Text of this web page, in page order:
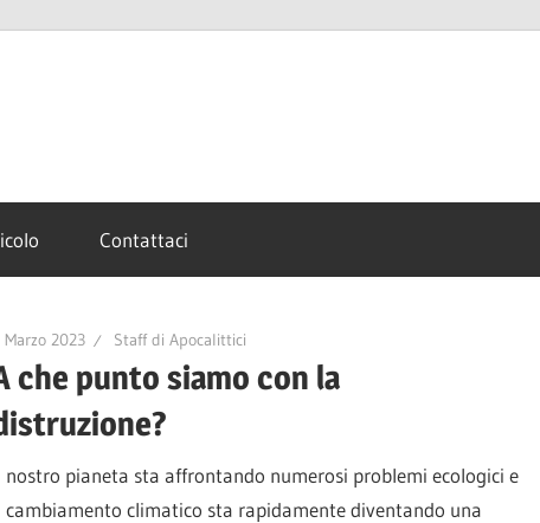
Contattaci
Marzo 2023 Staff di Apocalittici
che punto siamo con la
nostro pianeta sta affrontando numerosi problemi ecologici e
cambiamento climatico sta rapidamente diventando una